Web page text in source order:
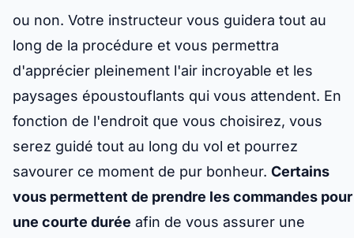
ou non. Votre instructeur vous guidera tout au
long de la procédure et vous permettra
d'apprécier pleinement l'air incroyable et les
paysages époustouflants qui vous attendent. En
fonction de l'endroit que vous choisirez, vous
serez guidé tout au long du vol et pourrez
savourer ce moment de pur bonheur. Certains
vous permettent de prendre les commandes pour
une courte durée afin de vous assurer une